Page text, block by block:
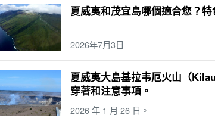
夏威夷和茂宜島哪個適合您？
2026年7月3日
夏威夷大島基拉韦厄火山（
穿著和注意事項。
2026 年 1 月 26 日。